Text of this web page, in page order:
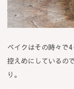
ベイクはその時々で
控えめにしているの
り。